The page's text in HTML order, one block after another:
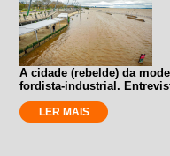
A cidade (rebelde) da
fordista-industrial.
LER MAIS